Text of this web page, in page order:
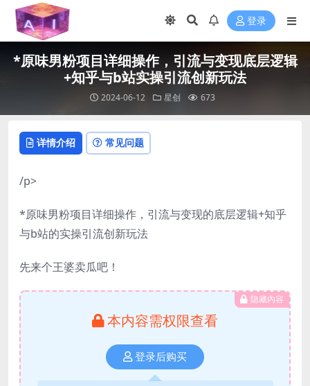
登录
*原味男粉项目详细操作，引流与变现底层逻辑
+知乎与b站实操引流创新玩法
2024-06-12 星创 673
详情介绍 常见问题
/p>
*原味男粉项目详细操作，引流与变现的底层逻辑+知乎
与b站的实操引流创新玩法
先来个王婆卖瓜吧！
隐藏内容
本内容需权限查看
登录后购买